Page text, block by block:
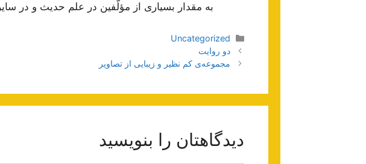
به مقدار بسیارى از مؤلّفین در علم حدیث و در
دسته‌ها
Uncategorized
ناوبری
نوشته‌ها
دو روایت
مجموعه‌‌ی کم نظیر و زیبایی از تصاویر
دیدگاهتان را بنویسید